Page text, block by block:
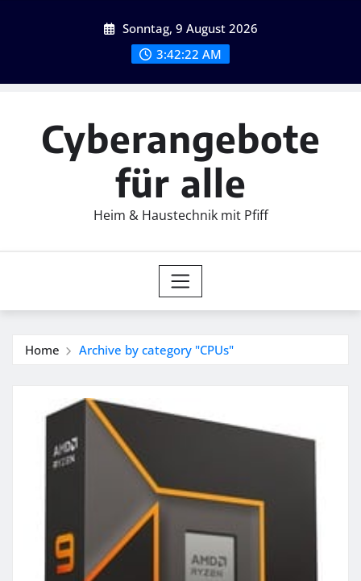
Sonntag, 9 August 2026
3:42:24 AM
Cyberangebote
für alle
Heim & Haustechnik mit Pfiff
Home Archive by category "CPUs"